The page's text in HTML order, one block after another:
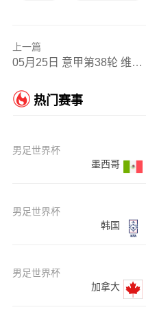
上一篇
05月25日 意甲第38轮 维罗纳vs罗马 全场录像
热门赛事
男足世界杯
墨西哥
男足世界杯
韩国
男足世界杯
加拿大